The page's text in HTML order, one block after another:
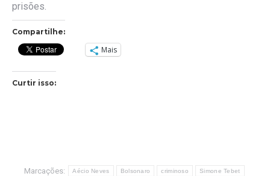
prisões.
Compartilhe:
Mais
Curtir isso:
Marcações: Aécio Neves Bolsonaro criminoso Simone Tebet